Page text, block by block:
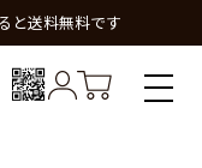
と送料無料です